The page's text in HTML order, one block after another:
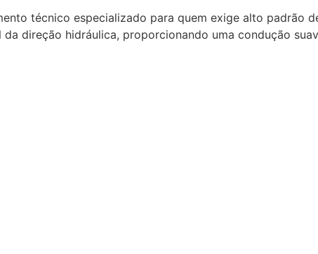
técnico especializado para quem exige alto padrão
direção hidráulica, proporcionando uma condução